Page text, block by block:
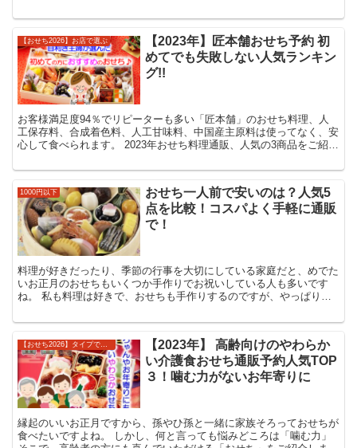
【おせち2026】お店で選ぶ
【2023年】匠本舗おせち予約 初
めてでも失敗しない人気ランキン
グ!!
お客様満足度94％でリピーターも多い「匠本舗」のおせち料理、人
工保存料、合成着色料、人工甘味料、中国産主原料は使ってなく、安
心して食べられます。 2023年おせち料理通販、人気の3商品をご紹介
ば間違いありません！！ おせち料理選びに迷っている方は、このな
1000円以下
おせち一人前で安いのは？人気5
点を比較！コスパよく手軽に通販
で！
料理が好きだったり、季節の行事を大切にしている家庭だと、めでた
いお正月のおせちもいくつか手作りでお祝いしている人も多いです
ね。 私も料理は好きで、おせちも手作りするのですが、やっぱり全
【2023年】 高齢向けのやわらか
い介護食おせち通販予約人気TOP
３！噛む力がないお年寄りに
縁起のいいお正月ですから、孫やひ孫と一緒に家族そろっておせちが
食べたいですよね。 しかし、何と言っても悩みどころは「噛む力」